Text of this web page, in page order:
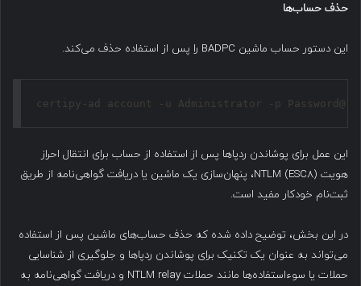
حذف حساب‌ها
این دستور حساب ماشین BADPC را پس از استفاده حذف می‌کند.
certipy-ad account -u Administrator -p
این عمل برای پوشاندن ردپاها پس از استفاده از حساب برای انتقال احراز
هویت NTLM (ESC8)، پنهان‌سازی یک ماشین یا دریافت گواهی‌نامه از طریق
ثبت‌نام خودکار مفید است.
در این بخش، توضیح داده شده که حذف حساب‌های ماشین پس از استفاده
می‌تواند به عنوان یک تکنیک برای پوشاندن ردپاها و جلوگیری از شناسایی
حملات یا سوءاستفاده‌ها مانند حملات NTLM relay و دریافت گواهی‌نامه به